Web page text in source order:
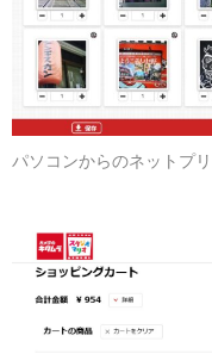
パソコンからのネットプ